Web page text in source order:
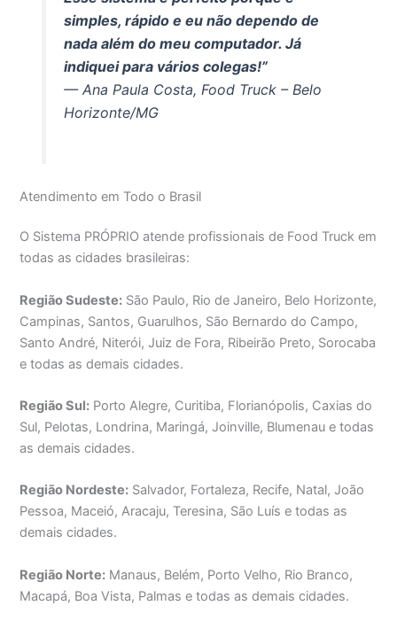
simples, rápido e eu não dependo de
nada além do meu computador. Já
indiquei para vários colegas!”
— Ana Paula Costa, Food Truck – Belo
Horizonte/MG
Atendimento em Todo o Brasil
O Sistema PRÓPRIO atende profissionais de Food Truck em
todas as cidades brasileiras:
Região Sudeste: São Paulo, Rio de Janeiro, Belo Horizonte,
Campinas, Santos, Guarulhos, São Bernardo do Campo,
Santo André, Niterói, Juiz de Fora, Ribeirão Preto, Sorocaba
e todas as demais cidades.
Região Sul: Porto Alegre, Curitiba, Florianópolis, Caxias do
Sul, Pelotas, Londrina, Maringá, Joinville, Blumenau e todas
as demais cidades.
Região Nordeste: Salvador, Fortaleza, Recife, Natal, João
Pessoa, Maceió, Aracaju, Teresina, São Luís e todas as
demais cidades.
Região Norte: Manaus, Belém, Porto Velho, Rio Branco,
Macapá, Boa Vista, Palmas e todas as demais cidades.